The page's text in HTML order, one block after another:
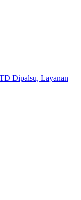
Dipalsu, Layanan